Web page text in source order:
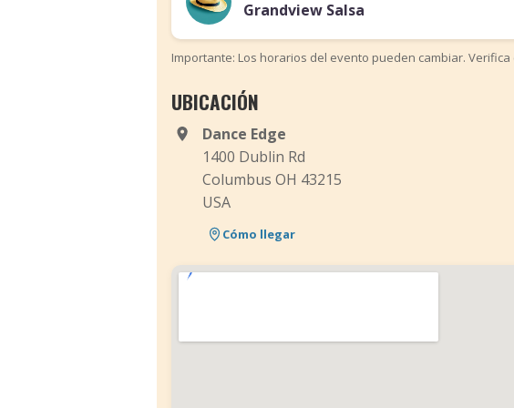
Grandview Salsa
Importante: Los horarios del evento pueden cambiar.
UBICACIÓN
Dance Edge
1400 Dublin Rd
Columbus OH 43215
USA
Cómo llegar